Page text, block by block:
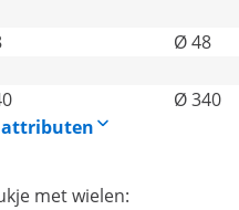
Ø 48
Ø 340
attributen
met wielen: